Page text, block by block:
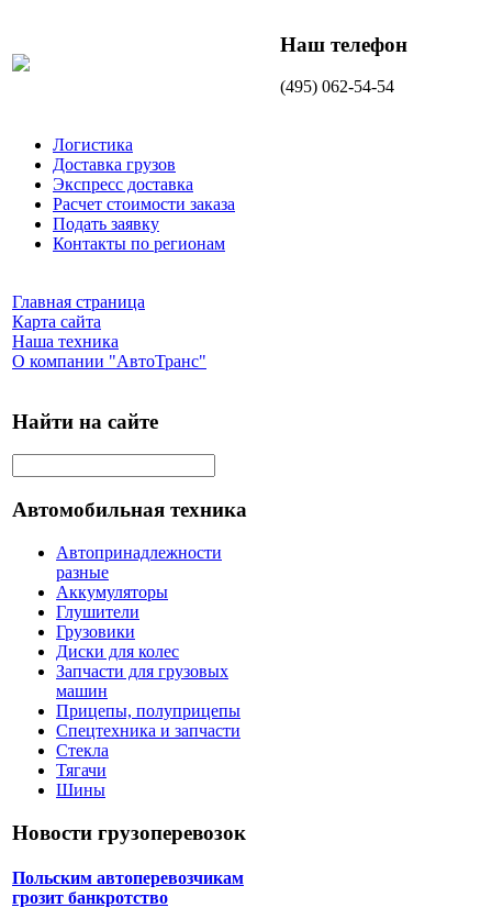
Наш телефон
(495) 062-54-54
Логистика
Доставка грузов
Экспресс доставка
Расчет стоимости заказа
Подать заявку
Контакты по регионам
Главная страница
Карта сайта
Наша техника
О компании "АвтоТранс"
Найти на сайте
Автомобильная техника
Автопринадлежности
разные
Аккумуляторы
Глушители
Грузовики
Диски для колес
Запчасти для грузовых
машин
Прицепы, полуприцепы
Спецтехника и запчасти
Стекла
Тягачи
Шины
Новости грузоперевозок
Польским автоперевозчикам
грозит банкротство